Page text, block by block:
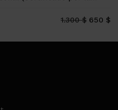
1.300 $ 650 $